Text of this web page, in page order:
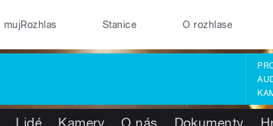
mujRozhlas Stanice O rozhlase
Lidé Kamery O nás Dokumenty